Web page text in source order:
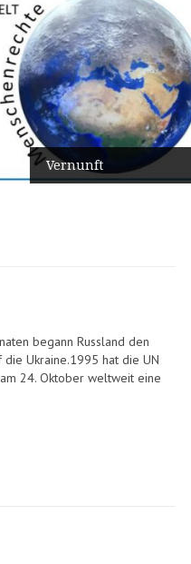
begann Russland den
Ukraine.1995 hat die UN
24. Oktober weltweit eine